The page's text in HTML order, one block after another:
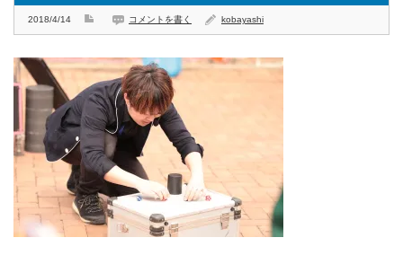
2018/4/14 コメントを書く kobayashi